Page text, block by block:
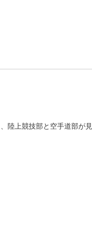
陸上競技部と空手道部が